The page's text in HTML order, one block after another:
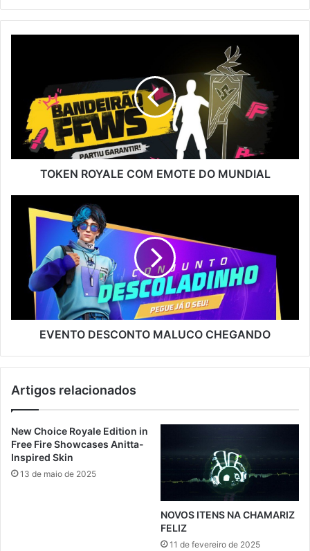
MUNDIAL
TOKEN ROYALE COM EMOTE DO MUNDIAL
DESCONTO
MALUCO
CHEGANDO
EVENTO DESCONTO MALUCO CHEGANDO
Artigos relacionados
New Choice Royale Edition in
Free Fire Showcases Anitta-
Inspired Skin
13 de maio de 2025
NOVOS ITENS NA CHAMARIZ
FELIZ
11 de fevereiro de 2025